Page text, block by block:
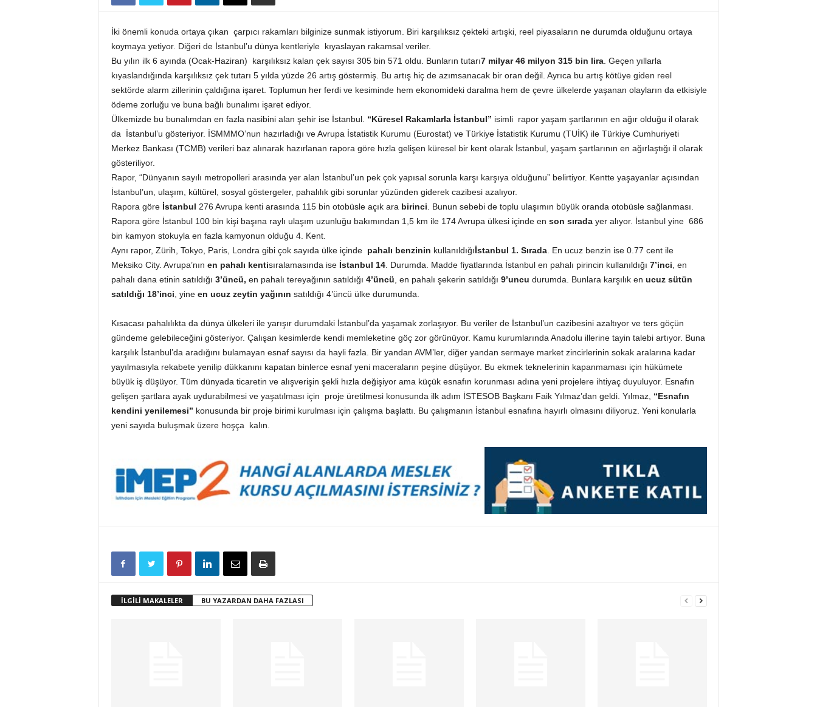
k
İki önemli konuda ortaya çıkan çarpıcı rakamları bilginize sunmak istiyorum. Biri karşılıksız çekteki artışki, reel piyasaların ne durumda olduğunu ortaya
koymaya yetiyor. Diğeri de İstanbul’u dünya kentleriyle kıyaslayan rakamsal veriler.
Bu yılın ilk 6 ayında (Ocak-Haziran) karşılıksız kalan çek sayısı 305 bin 571 oldu. Bunların tutarı7 milyar 46 milyon 315 bin lira. Geçen yıllarla
kıyaslandığında karşılıksız çek tutarı 5 yılda yüzde 26 artış göstermiş. Bu artış hiç de azımsanacak bir oran değil. Ayrıca bu artış kötüye giden reel
sektörde alarm zillerinin çaldığına işaret. Toplumun her ferdi ve kesiminde hem ekonomideki daralma hem de çevre ülkelerde yaşanan olayların da etkisiyle
ödeme zorluğu ve buna bağlı bunalımı işaret ediyor.
Ülkemizde bu bunalımdan en fazla nasibini alan şehir ise İstanbul. “Küresel Rakamlarla İstanbul” isimli rapor yaşam şartlarının en ağır olduğu il olarak
da İstanbul’u gösteriyor. İSMMMO’nun hazırladığı ve Avrupa İstatistik Kurumu (Eurostat) ve Türkiye İstatistik Kurumu (TUİK) ile Türkiye Cumhuriyeti
Merkez Bankası (TCMB) verileri baz alınarak hazırlanan rapora göre hızla gelişen küresel bir kent olarak İstanbul, yaşam şartlarının en ağırlaştığı il olarak
gösteriliyor.
Rapor, “Dünyanın sayılı metropolleri arasında yer alan İstanbul’un pek çok yapısal sorunla karşı karşıya olduğunu” belirtiyor. Kentte yaşayanlar açısından
İstanbul’un, ulaşım, kültürel, sosyal göstergeler, pahalılık gibi sorunlar yüzünden giderek cazibesi azalıyor.
Rapora göre İstanbul 276 Avrupa kenti arasında 115 bin otobüsle açık ara birinci . Bunun sebebi de toplu ulaşımın büyük oranda otobüsle sağlanması.
Rapora göre İstanbul 100 bin kişi başına raylı ulaşım uzunluğu bakımından 1,5 km ile 174 Avrupa ülkesi içinde en son sıradayer alıyor. İstanbul yine 686
bin kamyon stokuyla en fazla kamyonun olduğu 4. Kent.
Aynı rapor, Zürih, Tokyo, Paris, Londra gibi çok sayıda ülke içinde pahalı benzinin kullanıldığıİstanbul 1. Sırada. En ucuz benzin ise 0.77 cent ile
Meksiko City. Avrupa’nın en pahalı kentisıralamasında ise İstanbul 14. Durumda. Madde fiyatlarında İstanbul en pahalı pirincin kullanıldığı 7’inci , en
pahalı dana etinin satıldığı 3’üncü, en pahalı tereyağının satıldığı 4’üncü , en pahalı şekerin satıldığı 9’uncu durumda. Bunlara karşılık en ucuz sütün
satıldığı 18’inci , yine en ucuz zeytin yağının satıldığı 4’üncü ülke durumunda.
Kısacası pahalılıkta da dünya ülkeleri ile yarışır durumdaki İstanbul’da yaşamak zorlaşıyor. Bu veriler de İstanbul’un cazibesini azaltıyor ve ters göçün
gündeme gelebileceğini gösteriyor. Çalışan kesimlerde kendi memleketine göç zor görünüyor. Kamu kurumlarında Anadolu illerine tayin talebi artıyor. Buna
karşılık İstanbul’da aradığını bulamayan esnaf sayısı da hayli fazla. Bir yandan AVM’ler, diğer yandan sermaye market zincirlerinin sokak aralarına kadar
yayılmasıyla rekabete yenilip dükkanını kapatan binlerce esnaf yeni maceraların peşine düşüyor. Bu ekmek teknelerinin kapanmaması için hükümete
büyük iş düşüyor. Tüm dünyada ticaretin ve alışverişin şekli hızla değişiyor ama küçük esnafın korunması adına yeni projelere ihtiyaç duyuluyor. Esnafın
gelişen şartlara ayak uydurabilmesi ve yaşatılması için proje üretilmesi konusunda ilk adım İSTESOB Başkanı Faik Yılmaz’dan geldi. Yılmaz, “Esnafın
kendini yenilemesi” konusunda bir proje birimi kurulması için çalışma başlattı. Bu çalışmanın İstanbul esnafına hayırlı olmasını diliyoruz. Yeni konularla
yeni sayıda buluşmak üzere hoşça kalın.
İLGİLİ MAKALELER BU YAZARDAN DAHA FAZLASI